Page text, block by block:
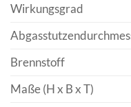
Wirkungsgrad
Brennstoff
Maße (H x B x T)